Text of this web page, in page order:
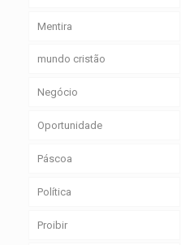
Mentira
mundo cristão
Negócio
Oportunidade
Páscoa
Política
Proibir